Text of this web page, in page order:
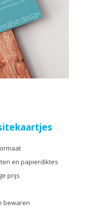
en papierdiktes
prijs
bewaren